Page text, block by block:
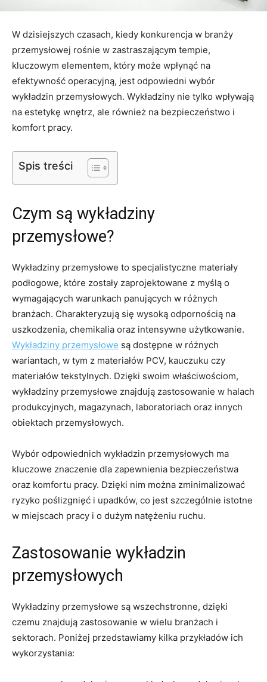
W dzisiejszych czasach, kiedy konkurencja w branży
przemysłowej rośnie w zastraszającym tempie,
kluczowym elementem, który może wpłynąć na
efektywność operacyjną, jest odpowiedni wybór
wykładzin przemysłowych. Wykładziny nie tylko wpływają
na estetykę wnętrz, ale również na bezpieczeństwo i
komfort pracy.
Spis treści
Czym są wykładziny
przemysłowe?
Wykładziny przemysłowe to specjalistyczne materiały
podłogowe, które zostały zaprojektowane z myślą o
wymagających warunkach panujących w różnych
branżach. Charakteryzują się wysoką odpornością na
uszkodzenia, chemikalia oraz intensywne użytkowanie.
Wykładziny przemysłowe są dostępne w różnych
wariantach, w tym z materiałów PCV, kauczuku czy
materiałów tekstylnych. Dzięki swoim właściwościom,
wykładziny przemysłowe znajdują zastosowanie w halach
produkcyjnych, magazynach, laboratoriach oraz innych
obiektach przemysłowych.
Wybór odpowiednich wykładzin przemysłowych ma
kluczowe znaczenie dla zapewnienia bezpieczeństwa
oraz komfortu pracy. Dzięki nim można zminimalizować
ryzyko poślizgnięć i upadków, co jest szczególnie istotne
w miejscach pracy i o dużym natężeniu ruchu.
Zastosowanie wykładzin
przemysłowych
Wykładziny przemysłowe są wszechstronne, dzięki
czemu znajdują zastosowanie w wielu branżach i
sektorach. Poniżej przedstawiamy kilka przykładów ich
wykorzystania: